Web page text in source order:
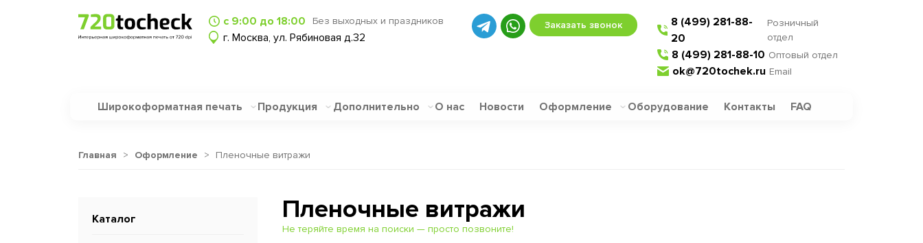
с 9:00 до 18:00 Без выходных и праздников
г. Москва, ул. Рябиновая д.32
Заказать звонок
8 (499) 281-88-
20
Розничный
отдел
8 (499) 281-88-10 Оптовый отдел
ok@720tochek.ru Email
Широкоформатная печать Продукция Дополнительно О нас Новости Оформление Оборудование Контакты FAQ
Главная > Оформление > Пленочные витражи
Каталог Пленочные витражи
Не теряйте время на поиски — просто позвоните!